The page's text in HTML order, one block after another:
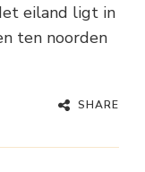
eiland ligt in
ten noorden
SHARE